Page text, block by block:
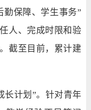
勤保障、学生事务”
人、完成时限和验
截至目前，累计建
长计划”。针对青年